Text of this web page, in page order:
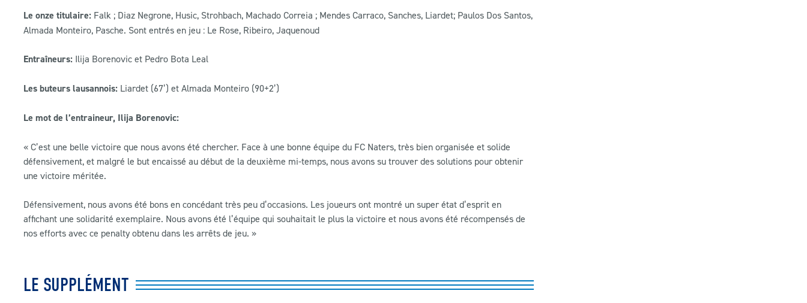
Le onze titulaire: Falk ; Diaz Negrone, Husic, Strohbach, Machado Correia ; Mendes Carraco, Sanches, Liardet; Paulos Dos Santos,
Almada Monteiro, Pasche. Sont entrés en jeu : Le Rose, Ribeiro, Jaquenoud
Entraîneurs: Ilija Borenovic et Pedro Bota Leal
Les buteurs lausannois: Liardet (67’) et Almada Monteiro (90+2’)
Le mot de l’entraineur, Ilija Borenovic:
« C’est une belle victoire que nous avons été chercher. Face à une bonne équipe du FC Naters, très bien organisée et solide
défensivement, et malgré le but encaissé au début de la deuxième mi-temps, nous avons su trouver des solutions pour obtenir
une victoire méritée.
Défensivement, nous avons été bons en concédant très peu d’occasions. Les joueurs ont montré un super état d’esprit en
affichant une solidarité exemplaire. Nous avons été l’équipe qui souhaitait le plus la victoire et nous avons été récompensés de
nos efforts avec ce penalty obtenu dans les arrêts de jeu. »
LE SUPPLÉMENT